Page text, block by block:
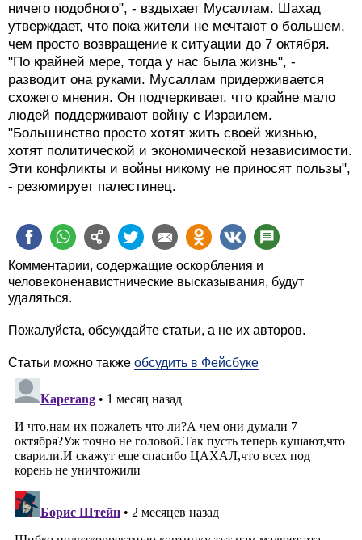
ничего подобного", - вздыхает Мусаллам. Шахад
утверждает, что пока жители не мечтают о большем,
чем просто возвращение к ситуации до 7 октября.
"По крайней мере, тогда у нас была жизнь", -
разводит она руками. Мусаллам придерживается
схожего мнения. Он подчеркивает, что крайне мало
людей поддерживают войну с Израилем.
"Большинство просто хотят жить своей жизнью,
хотят политической и экономической независимости.
Эти конфликты и войны никому не приносят пользы",
- резюмирует палестинец.
Комментарии, содержащие оскорбления и
человеконенавистнические высказывания, будут
удаляться.
Пожалуйста, обсуждайте статьи, а не их авторов.
Статьи можно также обсудить в Фейсбуке